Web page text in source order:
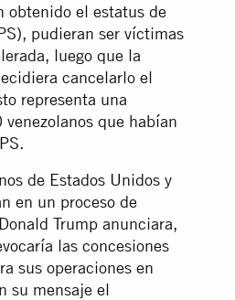
obtenido el estatus de
pudieran ser víctimas
luego que la
cancelarlo el
representa una
que habían
de Estados Unidos y
en un proceso de
Trump anunciara,
las concesiones
sus operaciones en
su mensaje el